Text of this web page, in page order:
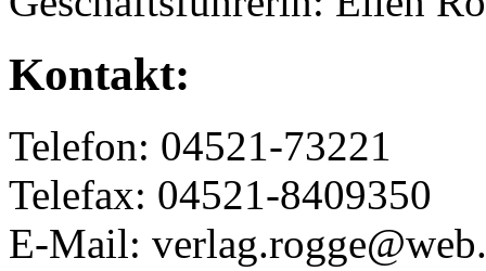
Kontakt:
Telefon: 04521-73221
Telefax: 04521-8409350
E-Mail: